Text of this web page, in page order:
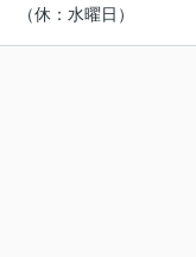
（休：水曜日）